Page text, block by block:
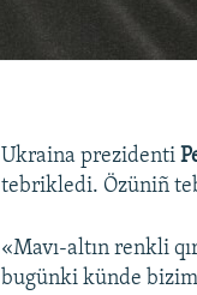
Ukraina prezidenti
tebrikledi. Özüniñ
«Mavı-altın renkli
bugünki künde